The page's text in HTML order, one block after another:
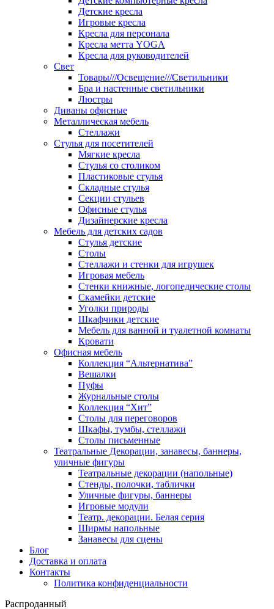
Детские кресла
Игровые кресла
Кресла для персонала
Кресла метта YOGA
Кресла для руководителей
Свет
Товары///Освещение///Светильники
Бра и настенные светильники
Люстры
Диваны офисные
Металлическая мебель
Стеллажи
Стулья для посетителей
Мягкие кресла
Стулья со столиком
Пластиковые стулья
Складные стулья
Секции стульев
Офисные стулья
Дизайнерские кресла
Мебель для детских садов
Стулья детские
Столы
Стеллажи и стенки для игрушек
Игровая мебель
Стенки книжные, логопедические столы
Скамейки детские
Уголки природы
Шкафчики детские
Мебель для ванной и туалетной комнаты
Кровати
Офисная мебель
Коллекция “Альтернатива”
Вешалки
Пуфы
Журнальные столы
Коллекция “Хит”
Столы для переговоров
Шкафы, тумбы, стеллажи
Столы письменные
Театральные Декорации, занавесы, баннеры,
уличные фигуры
Театральные декорации (напольные)
Стенды, полочки, таблички
Уличные фигуры, баннеры
Игровые модули
Театр. декорации. Белая серия
Ширмы напольные
Занавесы для сцены
Блог
Доставка и оплата
Контакты
Политика конфиденциальности
Распроданный